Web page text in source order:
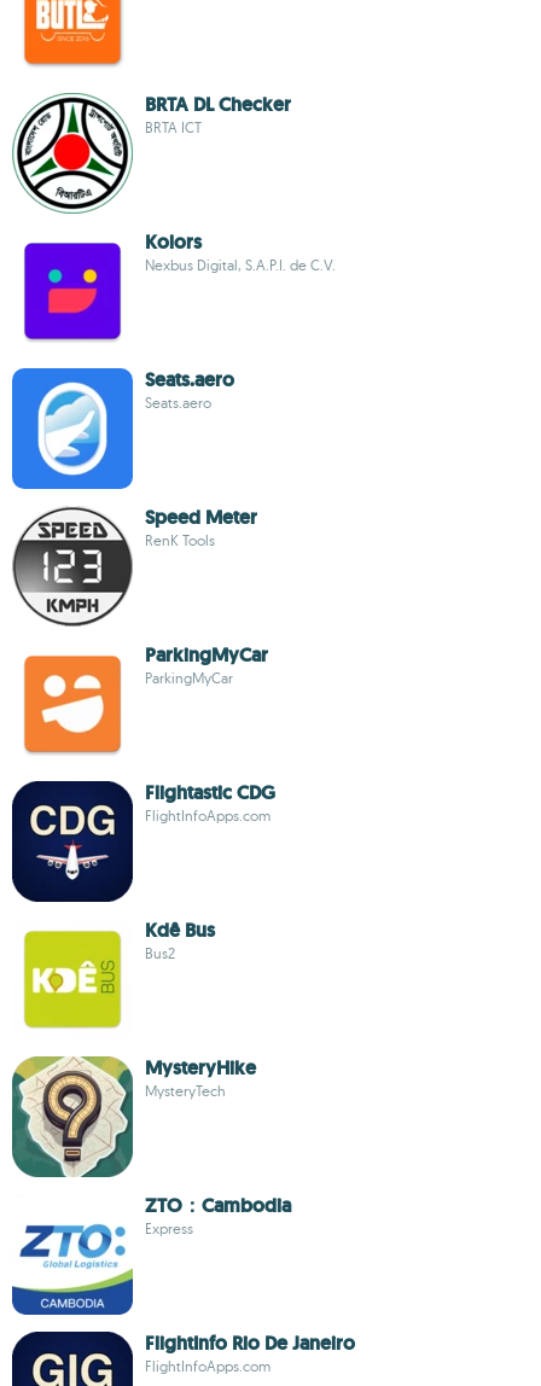
BRTA DL Checker
BRTA ICT
Kolors
Nexbus Digital, S.A.P.I. de C.V.
Seats.aero
Seats.aero
Speed Meter
RenK Tools
ParkingMyCar
ParkingMyCar
Flightastic CDG
FlightInfoApps.com
Kdê Bus
Bus2
MysteryHike
MysteryTech
ZTO：Cambodia
Express
FlightInfo Rio De Janeiro
FlightInfoApps.com